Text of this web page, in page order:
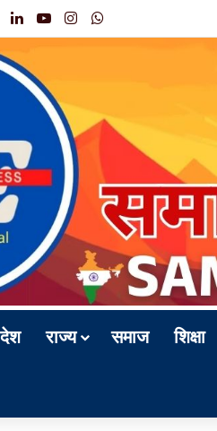
LinkedInYouTubeInstagram
देश राज्य समाज शिक्षा